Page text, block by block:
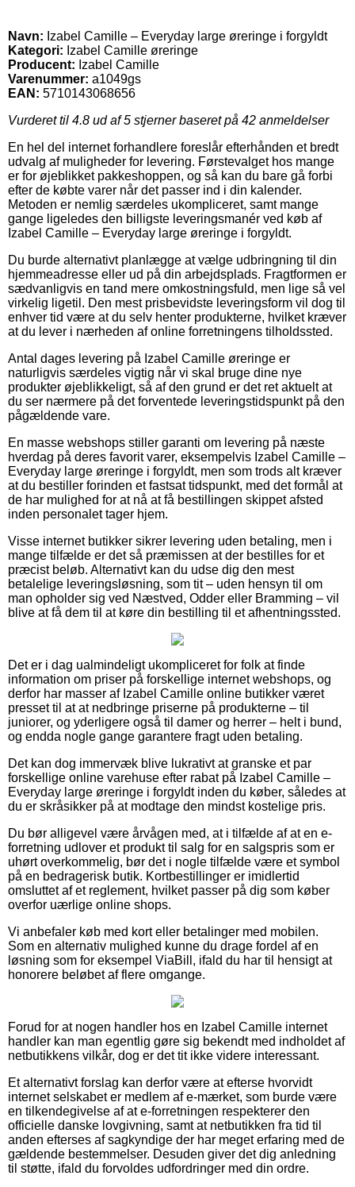
Navn: Izabel Camille – Everyday large øreringe i forgyldt
Kategori: Izabel Camille øreringe
Producent: Izabel Camille
Varenummer: a1049gs
EAN: 5710143068656
Vurderet til 4.8 ud af 5 stjerner baseret på 42 anmeldelser
En hel del internet forhandlere foreslår efterhånden et bredt
udvalg af muligheder for levering. Førstevalget hos mange
er for øjeblikket pakkeshoppen, og så kan du bare gå forbi
efter de købte varer når det passer ind i din kalender.
Metoden er nemlig særdeles ukompliceret, samt mange
gange ligeledes den billigste leveringsmanér ved køb af
Izabel Camille – Everyday large øreringe i forgyldt.
Du burde alternativt planlægge at vælge udbringning til din
hjemmeadresse eller ud på din arbejdsplads. Fragtformen er
sædvanligvis en tand mere omkostningsfuld, men lige så vel
virkelig ligetil. Den mest prisbevidste leveringsform vil dog til
enhver tid være at du selv henter produkterne, hvilket kræver
at du lever i nærheden af online forretningens tilholdssted.
Antal dages levering på Izabel Camille øreringe er
naturligvis særdeles vigtig når vi skal bruge dine nye
produkter øjeblikkeligt, så af den grund er det ret aktuelt at
du ser nærmere på det forventede leveringstidspunkt på den
pågældende vare.
En masse webshops stiller garanti om levering på næste
hverdag på deres favorit varer, eksempelvis Izabel Camille –
Everyday large øreringe i forgyldt, men som trods alt kræver
at du bestiller forinden et fastsat tidspunkt, med det formål at
de har mulighed for at nå at få bestillingen skippet afsted
inden personalet tager hjem.
Visse internet butikker sikrer levering uden betaling, men i
mange tilfælde er det så præmissen at der bestilles for et
præcist beløb. Alternativt kan du udse dig den mest
betalelige leveringsløsning, som tit – uden hensyn til om
man opholder sig ved Næstved, Odder eller Bramming – vil
blive at få dem til at køre din bestilling til et afhentningssted.
Det er i dag ualmindeligt ukompliceret for folk at finde
information om priser på forskellige internet webshops, og
derfor har masser af Izabel Camille online butikker været
presset til at at nedbringe priserne på produkterne – til
juniorer, og yderligere også til damer og herrer – helt i bund,
og endda nogle gange garantere fragt uden betaling.
Det kan dog immervæk blive lukrativt at granske et par
forskellige online varehuse efter rabat på Izabel Camille –
Everyday large øreringe i forgyldt inden du køber, således at
du er skråsikker på at modtage den mindst kostelige pris.
Du bør alligevel være årvågen med, at i tilfælde af at en e-
forretning udlover et produkt til salg for en salgspris som er
uhørt overkommelig, bør det i nogle tilfælde være et symbol
på en bedragerisk butik. Kortbestillinger er imidlertid
omsluttet af et reglement, hvilket passer på dig som køber
overfor uærlige online shops.
Vi anbefaler køb med kort eller betalinger med mobilen.
Som en alternativ mulighed kunne du drage fordel af en
løsning som for eksempel ViaBill, ifald du har til hensigt at
honorere beløbet af flere omgange.
Forud for at nogen handler hos en Izabel Camille internet
handler kan man egentlig gøre sig bekendt med indholdet af
netbutikkens vilkår, dog er det tit ikke videre interessant.
Et alternativt forslag kan derfor være at efterse hvorvidt
internet selskabet er medlem af e-mærket, som burde være
en tilkendegivelse af at e-forretningen respekterer den
officielle danske lovgivning, samt at netbutikken fra tid til
anden efterses af sagkyndige der har meget erfaring med de
gældende bestemmelser. Desuden giver det dig anledning
til støtte, ifald du forvoldes udfordringer med din ordre.